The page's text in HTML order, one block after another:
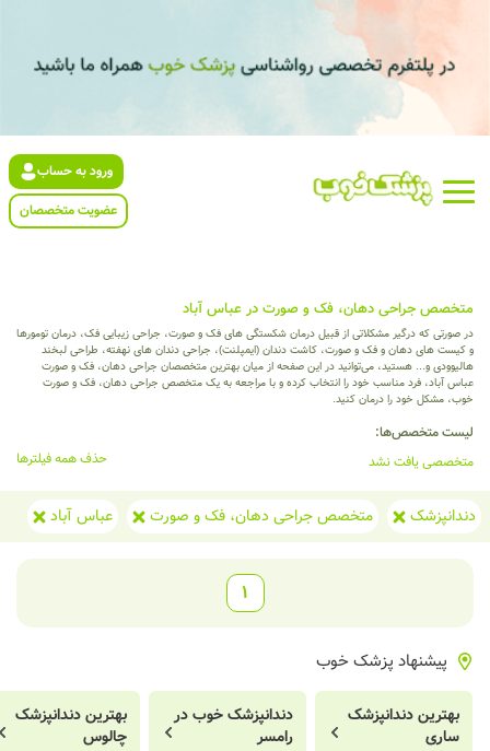
ورود به حساب
عضویت متخصصان
متخصص جراحی دهان، فک و صورت در عباس آباد
در صورتی که درگیر مشکلاتی از قبیل درمان شکستگی های فک و صورت، جراحی زیبایی فک، درمان تومورها
و کیست های دهان و فک و صورت، کاشت دندان (ایمپلنت)، جراحی دندان های نهفته، طراحی لبخند
هالیوودی و... هستید، می‌توانید در این صفحه از میان بهترین متخصصان جراحی دهان، فک و صورت
عباس آباد، فرد مناسب خود را انتخاب کرده و با مراجعه به یک متخصص جراحی دهان، فک و صورت
خوب، مشکل خود را درمان کنید.
لیست متخصص‌ها:
متخصصی یافت نشد
حذف همه فیلترها
دندانپزشک متخصص جراحی دهان، فک و صورت عباس آباد
1
پیشنهاد پزشک خوب
بهترین دندانپزشک
ساری
دندانپزشک خوب در
رامسر
بهترین دندانپزشک
چالوس